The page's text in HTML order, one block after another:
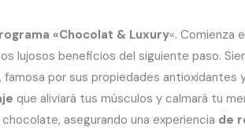
«Chocolat & Luxury«. Comienza
lujosos beneficios del siguiente paso.
, famosa por sus propiedades antioxidantes
que aliviará tus músculos y calmará tu
asegurando una experiencia de